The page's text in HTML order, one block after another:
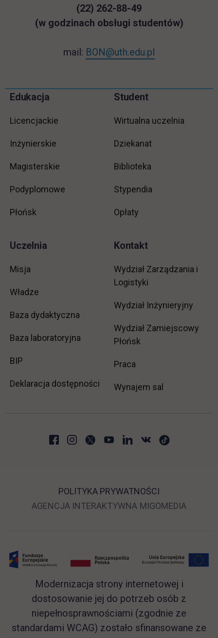
(22) 262-88-49
(w godzinach obsługi studentów)
mail: BON@uth.edu.pl
Pomiń
Informacje w stopce
Edukacja
Licencjackie
Inżynierskie
Magisterskie
Podyplomowe
Płońsk
Student
Wirtualna uczelnia
Dziekanat
Biblioteka
Stypendia
Opłaty
Uczelnia
Misja
Władze
Baza dydaktyczna
Baza laboratoryjna
BIP link otwiera się w nowej karcie
Deklaracja dostępności
Kontakt
Wydział Zarządzania i
Logistyki
Wydział Inżynieryjny
Wydział Zamiejscowy
Płońsk
Praca
Wynajem sal
POLITYKA PRYWATNOŚCI
AGENCJA INTERAKTYWNA LINK OTWIERA SIĘ
MIGOMEDIA
Modernizacja strony internetowej i
dostosowanie jej do potrzeb osób z
niepełnosprawnościami (zgodnie ze
standardami WCAG) zostało sfinansowane ze